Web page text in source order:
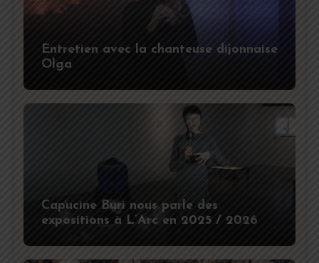
Entretien avec la chanteuse dijonnaise
Olga
Capucine Buri nous parle des
expositions à L’Arc en 2025 / 2026